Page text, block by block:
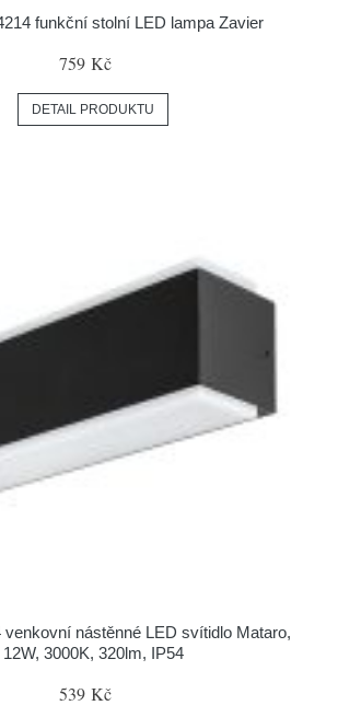
funkční stolní LED lampa Zavier
759 Kč
DETAIL PRODUKTU
venkovní nástěnné LED svítidlo Mataro,
12W, 3000K, 320lm, IP54
539 Kč